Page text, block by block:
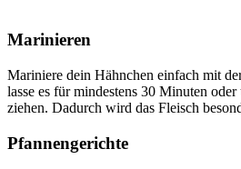
Marinieren
Mariniere dein Hähnchen einfach mit
lasse es für mindestens 30 Minuten
ziehen. Dadurch wird das Fleisch
Pfannengerichte